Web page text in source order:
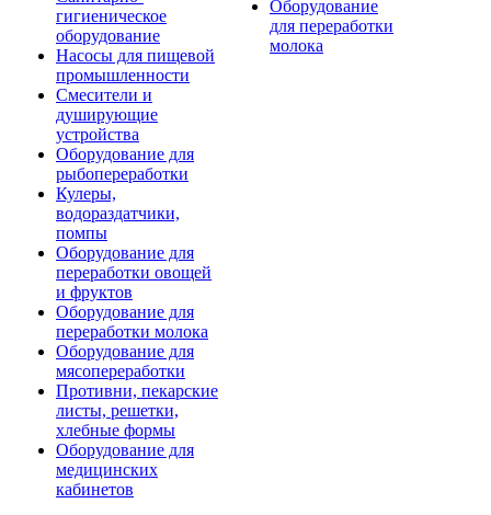
гигиеническое
оборудование
Насосы для пищевой
промышленности
Смесители и
душирующие
устройства
Оборудование для
рыбопереработки
Кулеры,
водораздатчики,
помпы
Оборудование для
переработки овощей
и фруктов
Оборудование для
переработки молока
Оборудование для
мясопереработки
Противни, пекарские
листы, решетки,
хлебные формы
Оборудование для
медицинских
кабинетов
Оборудование
для переработки
молока